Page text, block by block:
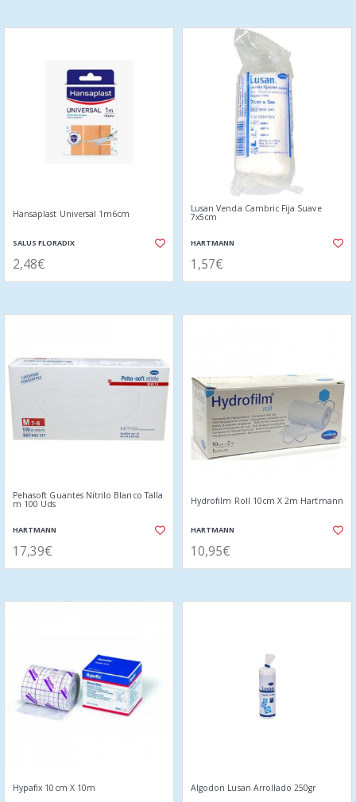
Hansaplast Universal 1m6cm
SALUS FLORADIX
2,48€
Lusan Venda Cambric Fija Suave
7x5cm
HARTMANN
1,57€
Pehasoft Guantes Nitrilo Blanco Talla
m 100 Uds
HARTMANN
17,39€
Hydrofilm Roll 10cm X 2m Hartmann
HARTMANN
10,95€
Hypafix 10cm X 10m Algodon Lusan Arrollado 250gr